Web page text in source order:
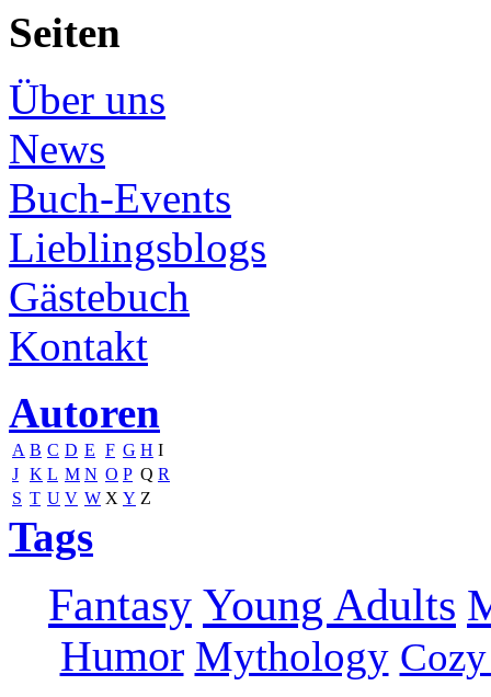
Seiten
Über uns
News
Buch-Events
Lieblingsblogs
Gästebuch
Kontakt
Autoren
A B C D E F G H I
J K L M N O P Q R
S T U V W X Y Z
Tags
Fantasy Young Adults
Humor Mythology